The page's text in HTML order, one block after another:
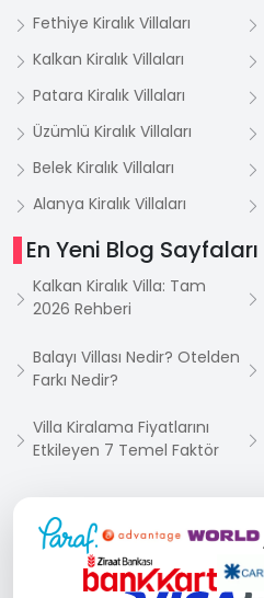
Fethiye Kiralık Villaları
Kalkan Kiralık Villaları
Patara Kiralık Villaları
Üzümlü Kiralık Villaları
Belek Kiralık Villaları
Alanya Kiralık Villaları
En Yeni Blog Sayfaları
Kalkan Kiralık Villa: Tam
2026 Rehberi
Balayı Villası Nedir? Otelden
Farkı Nedir?
Villa Kiralama Fiyatlarını
Etkileyen 7 Temel Faktör